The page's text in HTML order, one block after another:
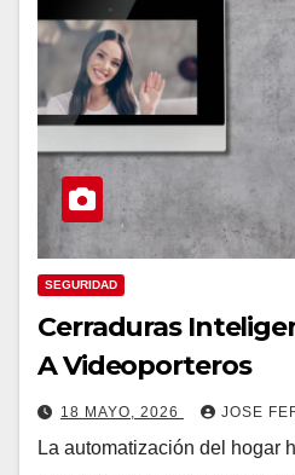
SEGURIDAD
Cerraduras
A Videoporteros
18 MAYO, 2026 JOSE
La automatización del hogar